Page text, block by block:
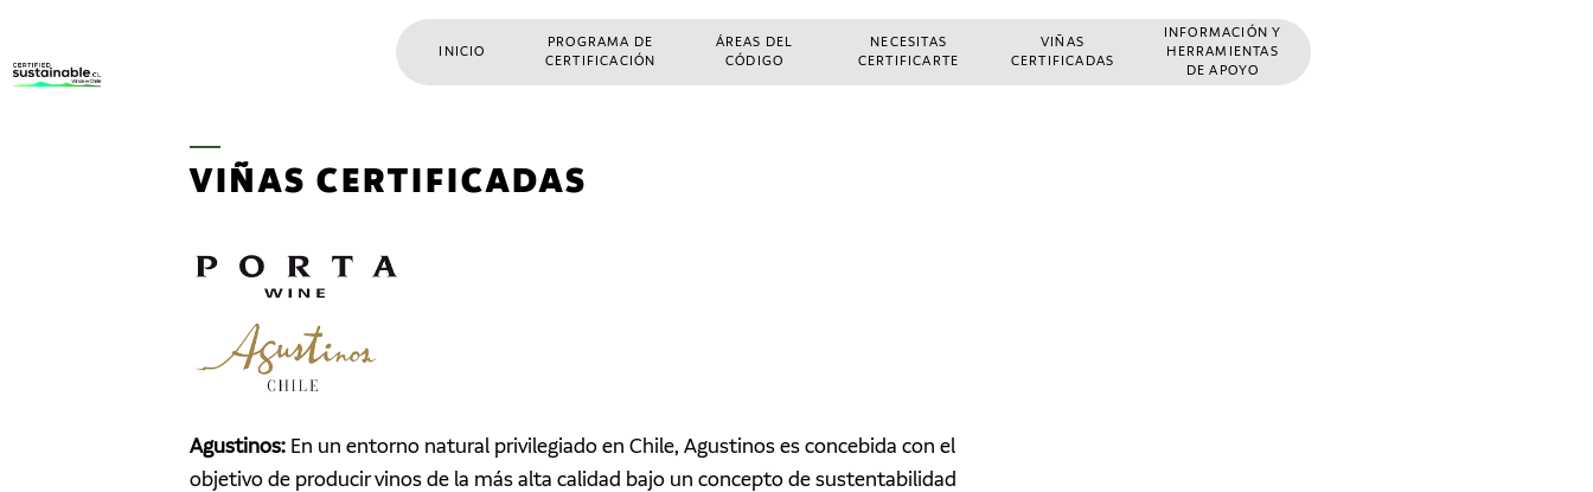
INICIO
PROGRAMA DE
CERTIFICACIÓN
ÁREAS DEL
CÓDIGO
NECESITAS
CERTIFICARTE
VIÑAS
CERTIFICADAS
INFORMACIÓN Y
HERRAMIENTAS
DE APOYO
VIÑAS CERTIFICADAS
Agustinos: En un entorno natural privilegiado en Chile, Agustinos es concebida con el
objetivo de producir vinos de la más alta calidad bajo un concepto de sustentabilidad